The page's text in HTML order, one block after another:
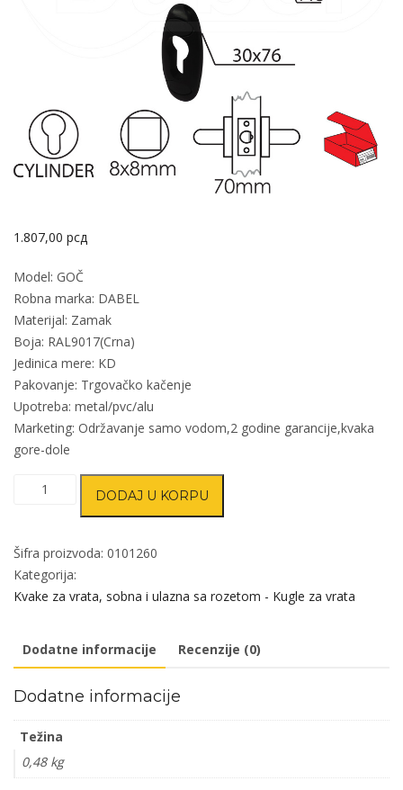
1.807,00 рсд
Model: GOČ
Robna marka: DABEL
Materijal: Zamak
Boja: RAL9017(Crna)
Jedinica mere: KD
Pakovanje: Trgovačko kačenje
Upotreba: metal/pvc/alu
Marketing: Održavanje samo vodom,2 godine garancije,kvaka
gore-dole
Kvaka
alu
vrata
GOČ
Cil
40
i
70mm
DBP3
DODAJ U KORPU
Šifra proizvoda: 0101260
Kategorija:
Kvake za vrata, sobna i ulazna sa rozetom - Kugle za vrata
Dodatne informacije Recenzije (0)
Dodatne informacije
Težina
0,48 kg